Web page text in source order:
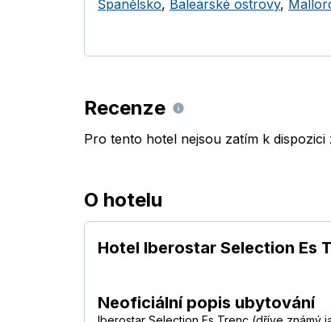
Španělsko, Baleárské ostrovy,
Recenze
Pro tento hotel nejsou zatím k
O hotelu
Hotel Iberostar Selection Es
Neoficiální popis ubytování